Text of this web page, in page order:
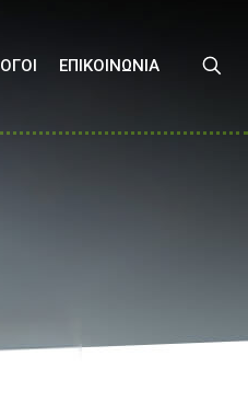
ΕΠΙΚΟΙΝΩΝΙΑ